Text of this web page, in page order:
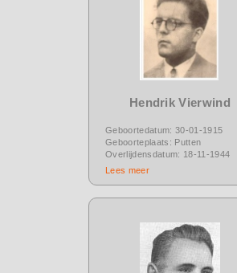
Hendrik Vierwind
Geboortedatum: 30-01-1915
Geboorteplaats: Putten
Overlijdensdatum: 18-11-1944
Lees meer